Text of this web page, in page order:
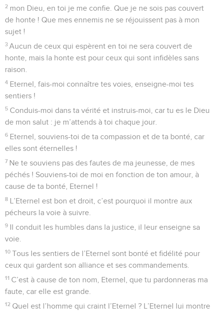
2 mon Dieu, en toi je me confie. Que je ne sois pas couvert
de honte ! Que mes ennemis ne se réjouissent pas à mon
sujet !
3 Aucun de ceux qui espèrent en toi ne sera couvert de
honte, mais la honte est pour ceux qui sont infidèles sans
raison.
4 Eternel, fais-moi connaître tes voies, enseigne-moi tes
sentiers !
5 Conduis-moi dans ta vérité et instruis-moi, car tu es le Dieu
de mon salut : je m’attends à toi chaque jour.
6 Eternel, souviens-toi de ta compassion et de ta bonté, car
elles sont éternelles !
7 Ne te souviens pas des fautes de ma jeunesse, de mes
péchés ! Souviens-toi de moi en fonction de ton amour, à
cause de ta bonté, Eternel !
8 L’Eternel est bon et droit, c’est pourquoi il montre aux
pécheurs la voie à suivre.
9 Il conduit les humbles dans la justice, il leur enseigne sa
voie.
10 Tous les sentiers de l’Eternel sont bonté et fidélité pour
ceux qui gardent son alliance et ses commandements.
11 C’est à cause de ton nom, Eternel, que tu pardonneras ma
faute, car elle est grande.
12 Quel est l’homme qui craint l’Eternel ? L’Eternel lui montre